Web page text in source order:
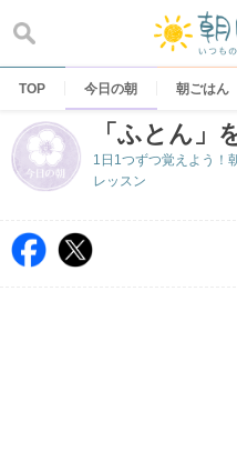
content
TOP 今日の朝 朝ごはん
「ふとん」
1日1つずつ覚えよう！
レッスン